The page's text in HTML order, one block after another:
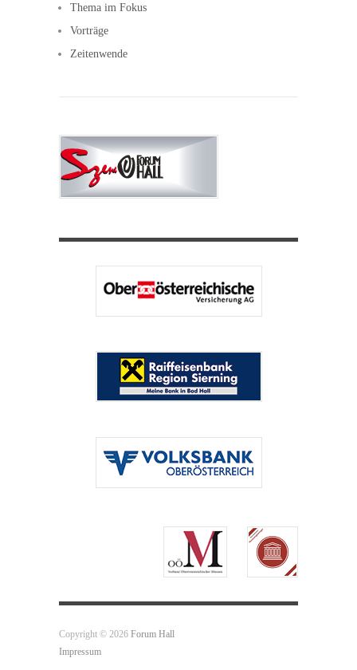
Thema im Fokus
Vorträge
Zeitenwende
Copyright © 2026 Forum Hall
Impressum